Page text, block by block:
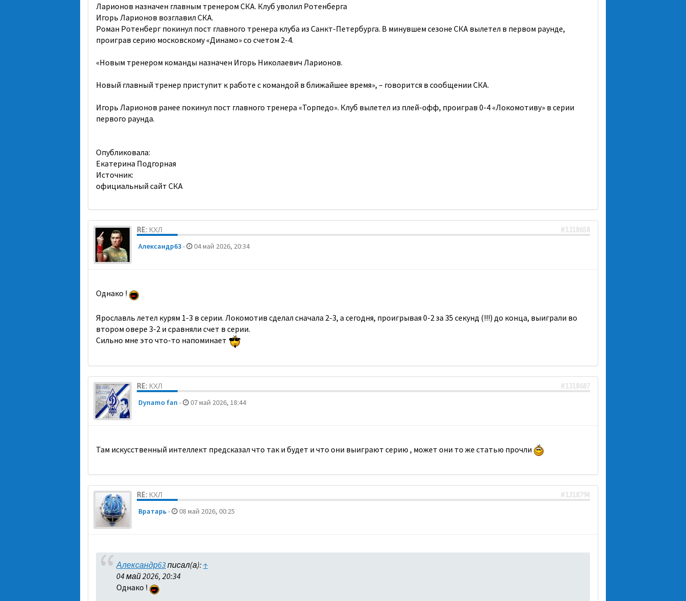
Ларионов назначен главным тренером СКА. Клуб уволил Ротенберга
Игорь Ларионов возглавил СКА.
Роман Ротенберг покинул пост главного тренера клуба из Санкт-Петербурга. В минувшем сезоне СКА вылетел в первом раунде,
проиграв серию московскому «Динамо» со счетом 2-4.
«Новым тренером команды назначен Игорь Николаевич Ларионов.
Новый главный тренер приступит к работе с командой в ближайшее время», – говорится в сообщении СКА.
Игорь Ларионов ранее покинул пост главного тренера «Торпедо». Клуб вылетел из плей-офф, проиграв 0-4 «Локомотиву» в серии
первого раунда.
Опубликовала:
Екатерина Подгорная
Источник:
официальный сайт СКА
RE: КХЛ #1318658
Александр63- 04 май 2026, 20:34
Однако !
Ярославль летел курям 1-3 в серии. Локомотив сделал сначала 2-3, а сегодня, проигрывая 0-2 за 35 секунд (!!!) до конца, выиграли во
втором овере 3-2 и сравняли счет в серии.
Сильно мне это что-то напоминает
RE: КХЛ #1318687
Dynamo fan - 07 май 2026, 18:44
Там искусственный интеллект предсказал что так и будет и что они выиграют серию , может они то же статью прочли
RE: КХЛ #1318794
Вратарь- 08 май 2026, 00:25
Александр63писал(а): ↑
04 май 2026, 20:34
Однако !